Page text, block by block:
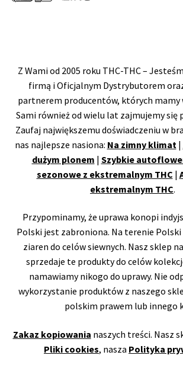
Z Wami od 2005 roku THC-THC –
firmą i Oficjalnym Dystrybutorem
partnerem producentów, których mamy
Sami również od wielu lat zajmujemy się
Zaufaj największemu doświadczeniu w
nas najlepsze nasiona: Na zimny klimat |
dużym plonem | Szybkie
sezonowe z ekstremalnym THC |
ekstremalnym THC.
Przypominamy, że uprawa konopi
Polski jest zabroniona. Na terenie
ziaren do celów siewnych. Nasz sklep
sprzedaje te produkty do celów
namawiamy nikogo do uprawy. Nie
wykorzystanie produktów z naszego
polskim prawem lub innego
Zakaz kopiowania naszych treści. Nasz
Pliki cookies, nasza Polityka